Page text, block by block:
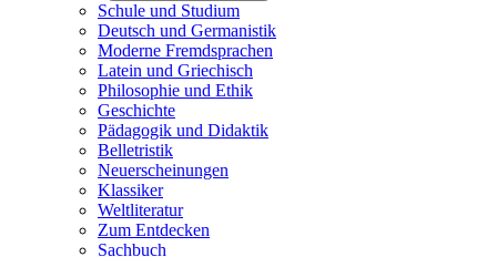
Schule und Studium
Deutsch und Germanistik
Moderne Fremdsprachen
Latein und Griechisch
Philosophie und Ethik
Geschichte
Pädagogik und Didaktik
Belletristik
Neuerscheinungen
Klassiker
Weltliteratur
Zum Entdecken
Sachbuch